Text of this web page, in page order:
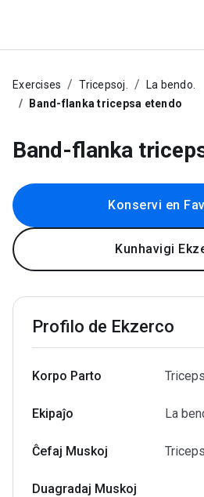
Exercises Tricepsoj.
La bendo.
Band-flanka tricepsa etendo
Band-flanka
Konservi en
Kunhavigi
Profilo de Ekzerco
Korpo Parto
Ekipaĵo La
Ĉefaj Muskoj
Duagradaj Muskoj